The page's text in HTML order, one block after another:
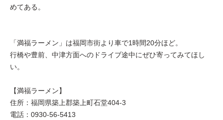
めてある。
「満福ラーメン」は福岡市街より車で1時間20分ほど。
行橋や豊前、中津方面へのドライブ途中にぜひ寄ってみてほし
い。
【満福ラーメン】
住所：福岡県築上郡築上町石堂404-3
電話：0930-56-5413